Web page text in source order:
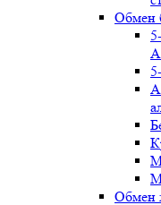
Обмен
Обмен